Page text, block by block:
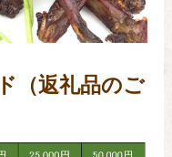
（返礼品のご